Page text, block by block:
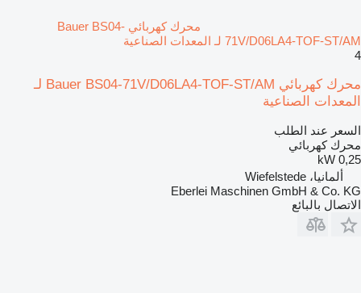
محرك كهربائي Bauer BS04-
71V/D06LA4-TOF-ST/AM لـ المعدات الصناعية
4
محرك كهربائي Bauer BS04-71V/D06LA4-TOF-ST/AM لـ
المعدات الصناعية
السعر عند الطلب
محرك كهربائي
0,25 kW
ألمانيا، Wiefelstede
Eberlei Maschinen GmbH & Co. KG
الاتصال بالبائع